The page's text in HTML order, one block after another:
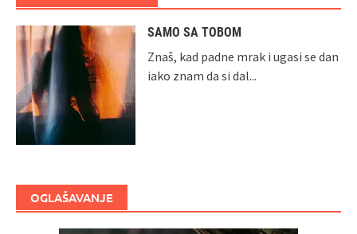
SAMO SA TOBOM
Znaš, kad padne mrak i ugasi se dan
iako znam da si dal...
OGLAŠAVANJE